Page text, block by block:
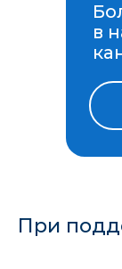
в
При